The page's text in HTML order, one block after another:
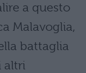
a questo
Malavoglia,
battaglia
altri